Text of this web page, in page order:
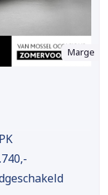
Marge